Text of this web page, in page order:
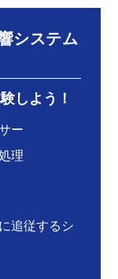
システム
しよう！
ー
理
追従するシ